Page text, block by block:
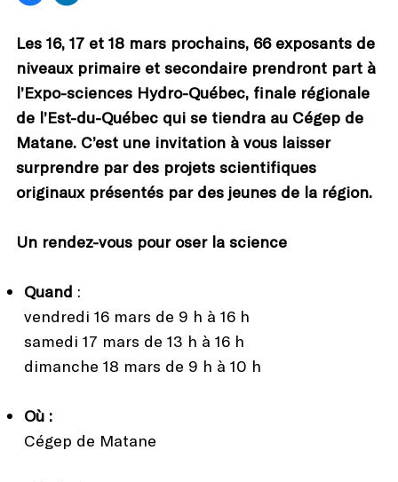
Les 16, 17 et 18 mars prochains, 66 exposants de
niveaux primaire et secondaire prendront part à
l’Expo-sciences Hydro-Québec, finale régionale
de l’Est-du-Québec qui se tiendra au Cégep de
Matane. C’est une invitation à vous laisser
surprendre par des projets scientifiques
originaux présentés par des jeunes de la région.
Un rendez-vous pour oser la science
Quand :
vendredi 16 mars de 9 h à 16 h
samedi 17 mars de 13 h à 16 h
dimanche 18 mars de 9 h à 10 h
Où :
Cégep de Matane